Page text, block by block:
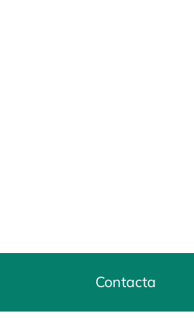
Contacta